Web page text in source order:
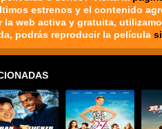
estrenos y el contenido
la web activa y gratuita,
podrás reproducir la película